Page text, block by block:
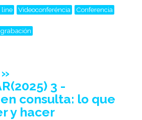
line Videoconferéncia Conferencia
grabación
3 -
consulta: lo que
y hacer